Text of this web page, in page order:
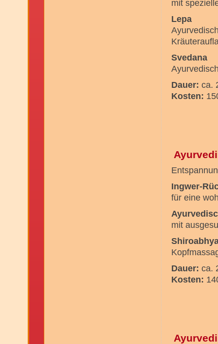
mit
Lepa
Svedana
Dauer: ca.
Kosten:
Ingwer-
für eine
mit
Dauer: ca.
Kosten: